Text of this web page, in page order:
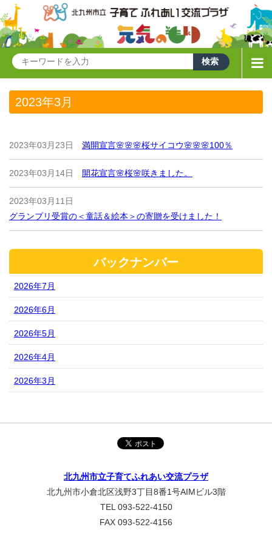
2023年3月
2023年03月23日 満開宣言🌸🌸🌸桜サイコウ🌸🌸🌸100％
2023年03月14日 開花宣言🌸桜🌸咲きました。
2023年03月11日
グランプリ受賞の＜童話＆絵本＞の寄贈を受けました！
バックナンバー
2026年7月
2026年6月
2026年5月
2026年4月
2026年3月
北九州市立子育てふれあい交流プラザ
北九州市小倉北区浅野3丁目8番1号AIMビル3階
TEL 093-522-4150
FAX 093-522-4156